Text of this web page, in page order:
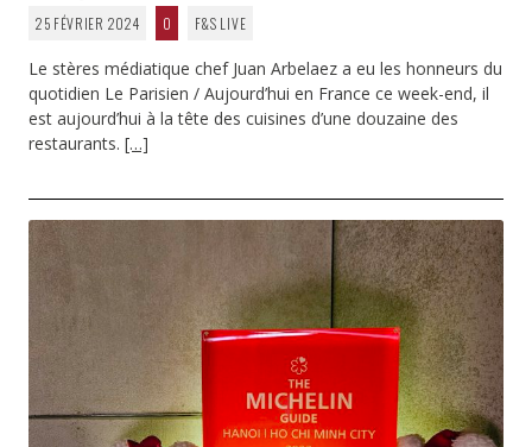
25 FÉVRIER 2024 0 F&S LIVE
Le stères médiatique chef Juan Arbelaez a eu les honneurs du
quotidien Le Parisien / Aujourd’hui en France ce week-end, il
est aujourd’hui à la tête des cuisines d’une douzaine des
restaurants. […]